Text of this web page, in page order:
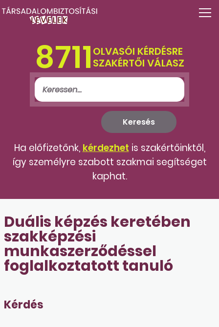
8711 OLVASÓI KÉRDÉSRE
SZAKÉRTŐI VÁLASZ
Ha előfizetőnk, kérdezhet is szakértőinktől,
így személyre szabott szakmai segítséget
kaphat.
Duális képzés keretében
szakképzési
munkaszerződéssel
foglalkoztatott tanuló
Kérdés